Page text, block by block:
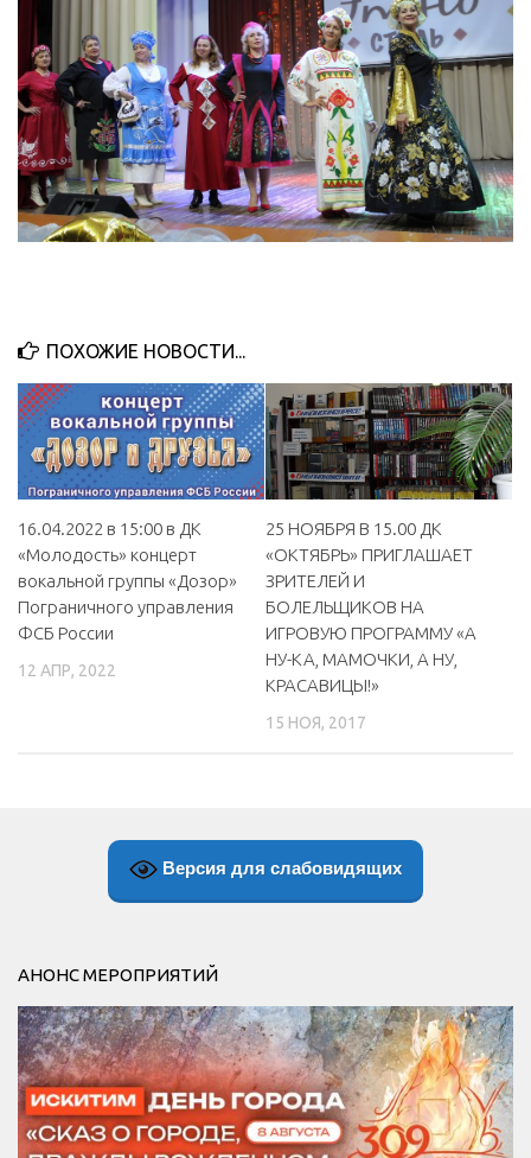
ПОХОЖИЕ НОВОСТИ...
16.04.2022 в 15:00 в ДК
«Молодость» концерт
вокальной группы «Дозор»
Пограничного управления
ФСБ России
12 АПР, 2022
25 НОЯБРЯ В 15.00 ДК
«ОКТЯБРЬ» ПРИГЛАШАЕТ
ЗРИТЕЛЕЙ И
БОЛЕЛЬЩИКОВ НА
ИГРОВУЮ ПРОГРАММУ «А
НУ-КА, МАМОЧКИ, А НУ,
КРАСАВИЦЫ!»
15 НОЯ, 2017
Версия для слабовидящих
АНОНС МЕРОПРИЯТИЙ